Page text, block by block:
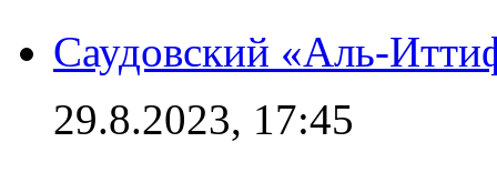
Саудовский «Аль-
29.8.2023, 17:45